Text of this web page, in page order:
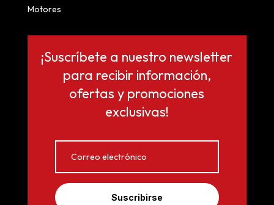
Motores
¡Suscríbete a nuestro newsletter
para recibir información,
ofertas y promociones
exclusivas!
Suscribirse